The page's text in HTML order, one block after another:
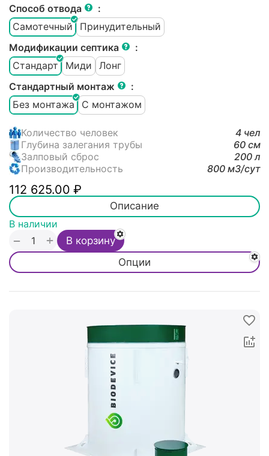
Способ отвода
:
Самотечный
Принудительный
Модификации септика
:
Стандарт
Миди
Лонг
Стандартный монтаж
:
Без монтажа
С монтажом
Количество человек
4 чел
Глубина залегания трубы
60 см
Залповый сброс
200 л
Производительность
800 м3/cут
112 625.00 ₽
Описание
Опции
В наличии
+
− В корзину